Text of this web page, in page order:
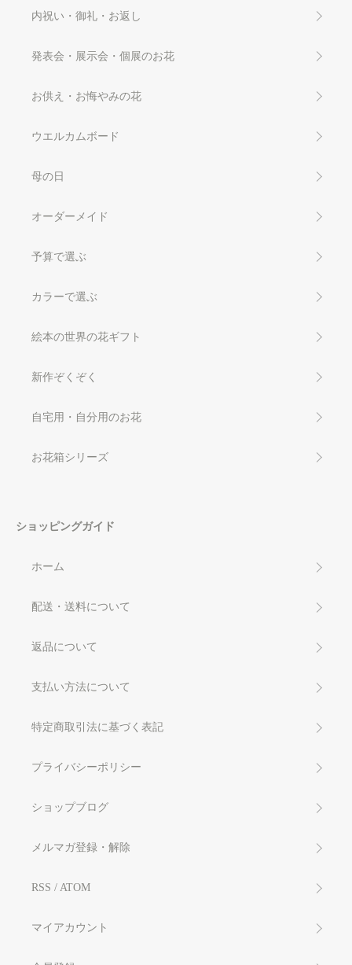
内祝い・御礼・お返し
発表会・展示会・個展のお花
お供え・お悔やみの花
ウエルカムボード
母の日
オーダーメイド
予算で選ぶ
カラーで選ぶ
絵本の世界の花ギフト
新作ぞくぞく
自宅用・自分用のお花
お花箱シリーズ
ショッピングガイド
ホーム
配送・送料について
返品について
支払い方法について
特定商取引法に基づく表記
プライバシーポリシー
ショップブログ
メルマガ登録・解除
RSS / ATOM
マイアカウント